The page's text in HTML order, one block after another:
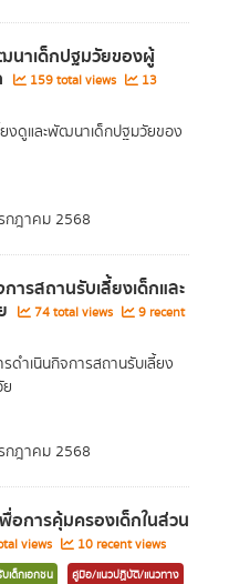
นาเด็กปฐมวัยของผู้
159 total views
13
งดูและพัฒนาเด็กปฐมวัยของ
ฎาคม 2568
รสถานรับเลี้ยงเด็กและ
74 total views
9 recent
ดำเนินกิจการสถานรับเลี้ยง
ฎาคม 2568
อการคุ้มครองเด็กในส่วน
views 10 recent views
เด็กเอกชน คู่มือ/แนวปฏิบัติ/แนวทาง